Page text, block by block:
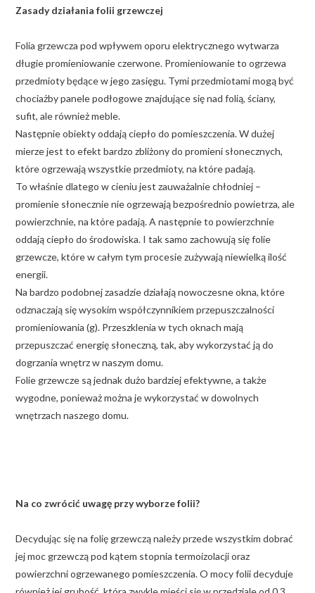
Zasady działania folii grzewczej
Folia grzewcza pod wpływem oporu elektrycznego wytwarza
długie promieniowanie czerwone. Promieniowanie to ogrzewa
przedmioty będące w jego zasięgu. Tymi przedmiotami mogą być
chociażby panele podłogowe znajdujące się nad folią, ściany,
sufit, ale również meble.
Następnie obiekty oddają ciepło do pomieszczenia. W dużej
mierze jest to efekt bardzo zbliżony do promieni słonecznych,
które ogrzewają wszystkie przedmioty, na które padają.
To właśnie dlatego w cieniu jest zauważalnie chłodniej –
promienie słonecznie nie ogrzewają bezpośrednio powietrza, ale
powierzchnie, na które padają. A następnie to powierzchnie
oddają ciepło do środowiska. I tak samo zachowują się folie
grzewcze, które w całym tym procesie zużywają niewielką ilość
energii.
Na bardzo podobnej zasadzie działają nowoczesne okna, które
odznaczają się wysokim współczynnikiem przepuszczalności
promieniowania (g). Przeszklenia w tych oknach mają
przepuszczać energię słoneczną, tak, aby wykorzystać ją do
dogrzania wnętrz w naszym domu.
Folie grzewcze są jednak dużo bardziej efektywne, a także
wygodne, ponieważ można je wykorzystać w dowolnych
wnętrzach naszego domu.
Na co zwrócić uwagę przy wyborze folii?
Decydując się na folię grzewczą należy przede wszystkim dobrać
jej moc grzewczą pod kątem stopnia termoizolacji oraz
powierzchni ogrzewanego pomieszczenia. O mocy folii decyduje